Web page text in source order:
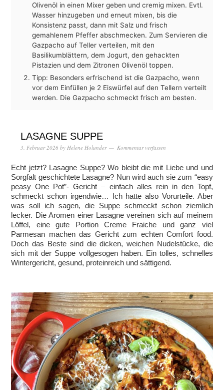
Olivenöl in einen Mixer geben und cremig mixen. Evtl.
Wasser hinzugeben und erneut mixen, bis die
Konsistenz passt, dann mit Salz und frisch
gemahlenem Pfeffer abschmecken. Zum Servieren die
Gazpacho auf Teller verteilen, mit den
Basilikumblättern, dem Jogurt, den gehackten
Pistazien und dem Zitronen Olivenöl toppen.
Tipp: Besonders erfrischend ist die Gazpacho, wenn
vor dem Einfüllen je 2 Eiswürfel auf den Tellern verteilt
werden. Die Gazpacho schmeckt frisch am besten.
LASAGNE SUPPE
3. Februar 2026 by Helene Holunder Kommentar verfassen
Echt jetzt? Lasagne Suppe? Wo bleibt die mit Liebe und und
Sorgfalt geschichtete Lasagne? Nun wird auch sie zum “easy
peasy One Pot”- Gericht – einfach alles rein in den Topf,
schmeckt schon irgendwie… Ich hatte also Vorurteile. Aber
was soll ich sagen, die Suppe schmeckt schon ziemlich
lecker. Die Aromen einer Lasagne vereinen sich auf meinem
Löffel, eine gute Portion Creme Fraiche und ganz viel
Parmesan machen das Gericht zum echten Comfort food.
Doch das Beste sind die dicken, weichen Nudelstücke, die
sich mit der Suppe vollgesogen haben. Ein tolles, schnelles
Wintergericht, gesund, proteinreich und sättigend.